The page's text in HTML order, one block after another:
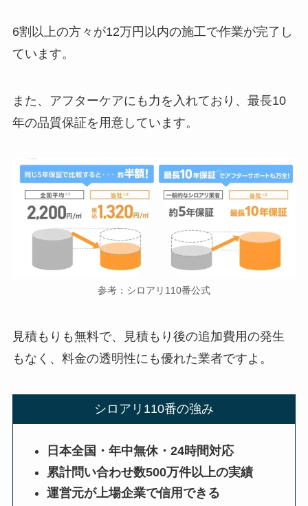
6割以上の方々が12万円以内の施工で作業が完了し
ています。
また、アフターケアにも力を入れており、最長10
年の品質保証を用意しています。
参考：シロアリ110番公式
見積もりも無料で、見積もり後の追加費用の発生
もなく、料金の透明性にも優れた業者ですよ。
シロアリ110番の強み
日本全国・年中無休・24時間対応
累計問い合わせ数500万件以上の実績
運営元が上場企業で信用できる